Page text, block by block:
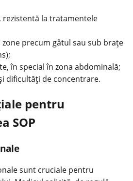
rezistentă la tratamentele
precum gâtul sau sub braţe
în special în zona abdominală;
dificultăţi de concentrare.
pentru
SOP
sunt cruciale pentru